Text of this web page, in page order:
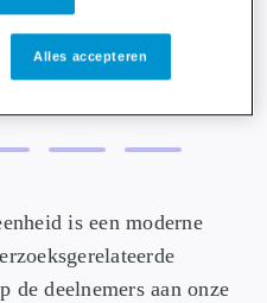
is een moderne
de deelnemers aan onze
Alles accepteren